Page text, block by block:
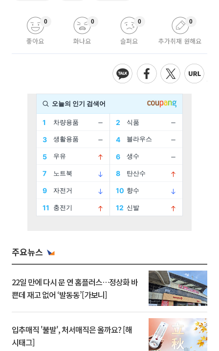
좋아요
0
화나요
0
슬퍼요
0
추가취재 원해요
0
주요뉴스
22일 만에 다시 문 연 홈플러스…정상화 바
쁜데 재고 없어 ‘발동동’[가보니]
입추매직 '불발', 처서매직은 올까요? [해
시태그]